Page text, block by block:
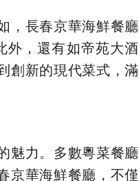
，長春京華海鮮餐廳
外，還有如帝苑大酒
創新的現代菜式，滿
魅力。多數粵菜餐廳
京華海鮮餐廳，不僅